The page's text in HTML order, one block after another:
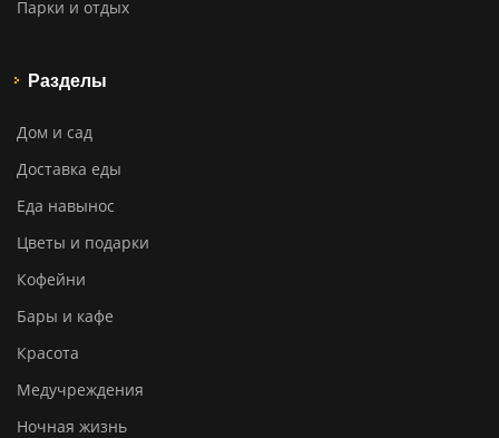
Парки и отдых
Разделы
Дом и сад
Доставка еды
Еда навынос
Цветы и подарки
Кофейни
Бары и кафе
Красота
Медучреждения
Ночная жизнь